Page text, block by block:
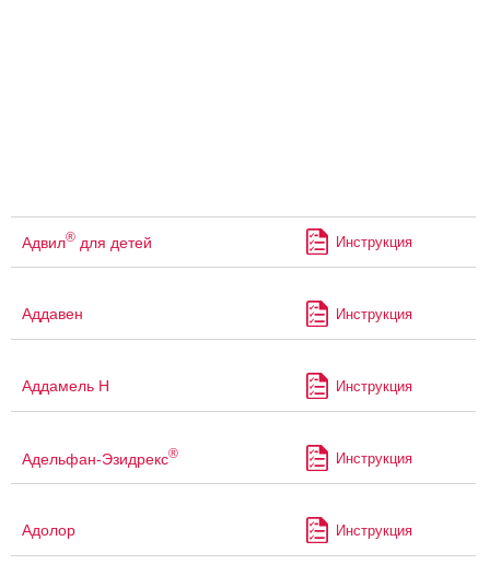
Адвил® для детей Инструкция
Аддавен Инструкция
Аддамель Н Инструкция
Адельфан-Эзидрекс® Инструкция
Адолор Инструкция